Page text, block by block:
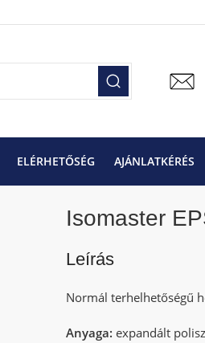
ELÉRHETŐSÉG AJÁNLATKÉRÉS
Isomaster
Leírás
Normál terhelhetőségű
Anyaga: expandált